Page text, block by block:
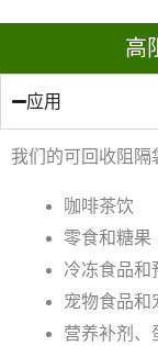
高
应用
我们的可回收阻隔
咖啡茶饮
零食和糖果
冷冻食品和
宠物食品和
营养补剂、